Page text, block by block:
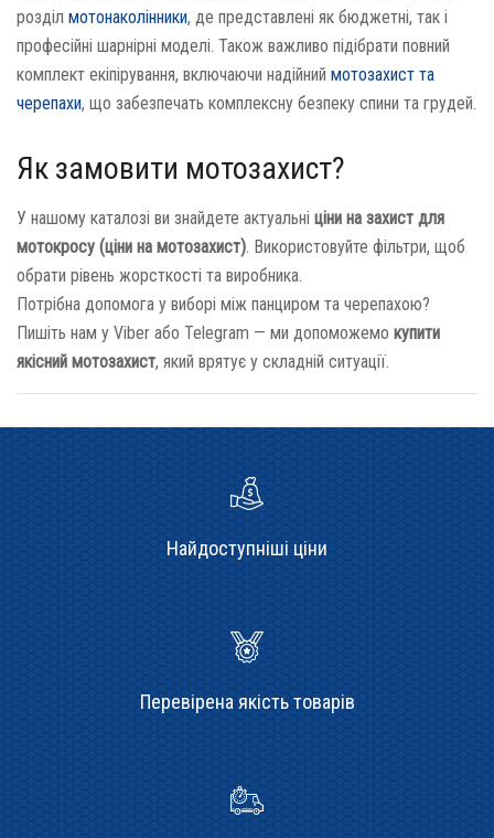
розділ мотонаколінники, де представлені як бюджетні, так і
професійні шарнірні моделі. Також важливо підібрати повний
комплект екіпірування, включаючи надійний мотозахист та
черепахи, що забезпечать комплексну безпеку спини та грудей.
Як замовити мотозахист?
У нашому каталозі ви знайдете актуальні ціни на захист для
мотокросу (ціни на мотозахист). Використовуйте фільтри, щоб
обрати рівень жорсткості та виробника.
Потрібна допомога у виборі між панциром та черепахою?
Пишіть нам у Viber або Telegram — ми допоможемо купити
якісний мотозахист, який врятує у складній ситуації.
Найдоступніші ціни
Перевірена якість товарів